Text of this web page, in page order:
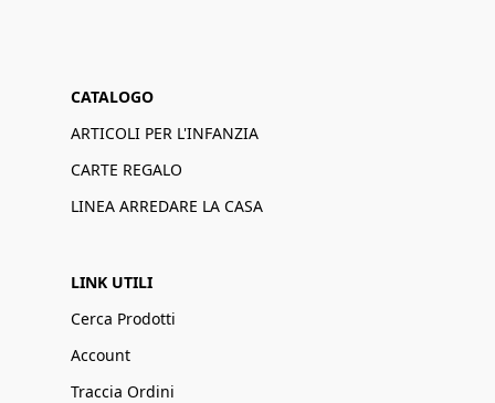
CATALOGO
ARTICOLI PER L'INFANZIA
CARTE REGALO
LINEA ARREDARE LA CASA
LINK UTILI
Cerca Prodotti
Account
Traccia Ordini